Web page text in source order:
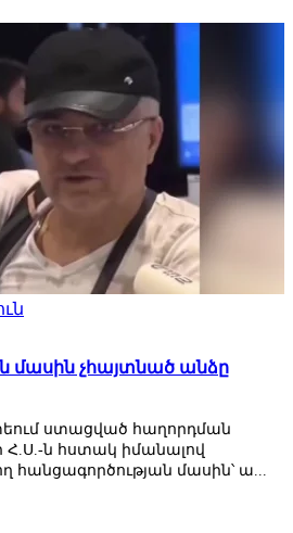
մասին չհայտնած անձը
ստացված հաղորդման
Հ.Ս.-ն հստակ իմանալով
մասին՝ ա...